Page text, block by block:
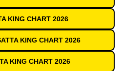
KING CHART 2026
KING CHART 2026
KING CHART 2026